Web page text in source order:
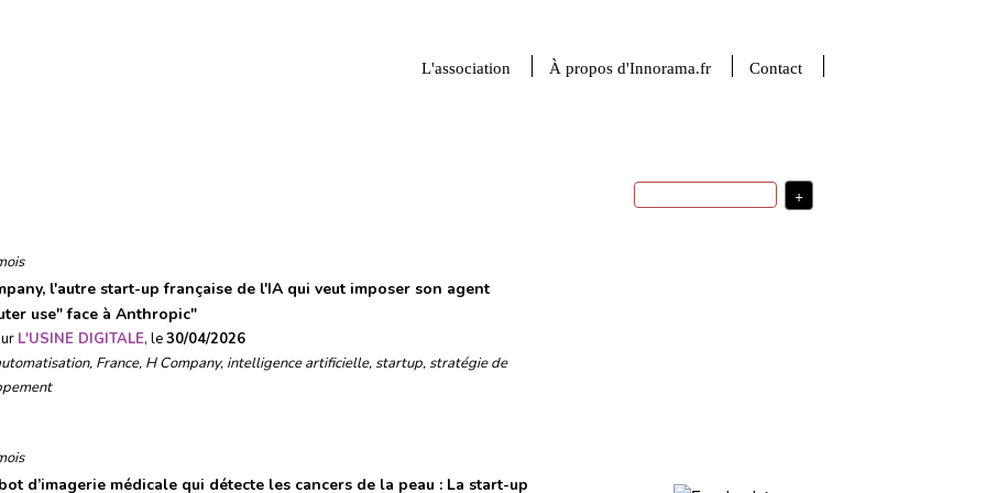
L'association À propos d'Innorama.fr Contact
+
l'autre start-up française de l'IA qui veut imposer son agent
use" face à Anthropic"
L'USINE DIGITALE, le30/04/2026
, France, H Company, intelligence artificielle, startup, stratégie de
d’imagerie médicale qui détecte les cancers de la peau : La start-up